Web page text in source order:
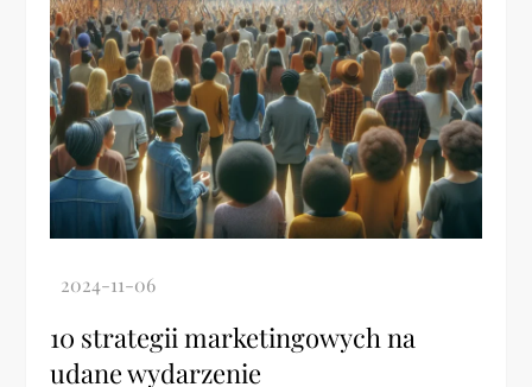
10 strategii marketingowych na
udane wydarzenie